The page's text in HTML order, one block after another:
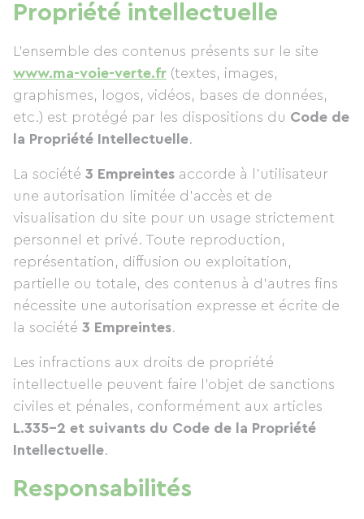
Propriété intellectuelle
L’ensemble des contenus présents sur le site
www.ma-voie-verte.fr (textes, images,
graphismes, logos, vidéos, bases de données,
etc.) est protégé par les dispositions du Code de
la Propriété Intellectuelle.
La société 3 Empreintes accorde à l’utilisateur
une autorisation limitée d’accès et de
visualisation du site pour un usage strictement
personnel et privé. Toute reproduction,
représentation, diffusion ou exploitation,
partielle ou totale, des contenus à d’autres fins
nécessite une autorisation expresse et écrite de
la société 3 Empreintes.
Les infractions aux droits de propriété
intellectuelle peuvent faire l’objet de sanctions
civiles et pénales, conformément aux articles
L.335-2 et suivants du Code de la Propriété
Intellectuelle.
Responsabilités